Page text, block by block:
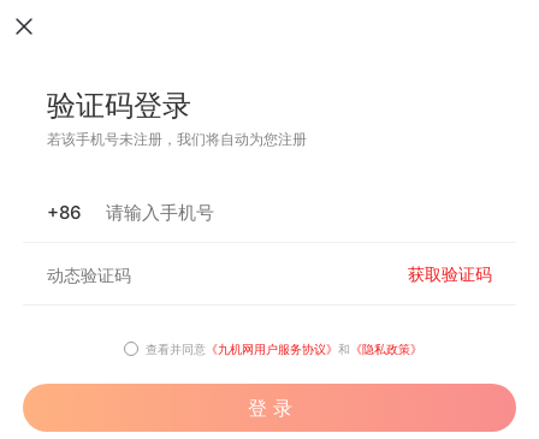
验证码登录
若该手机号未注册，我们将自动为您注册
+86
获取验证码
查看并同意 《九机网用户服务协议》 和 《隐私政策》
登 录